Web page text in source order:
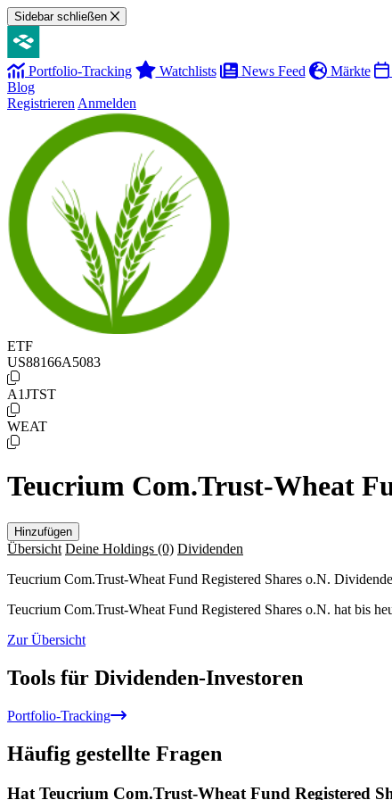
Sidebar schließen
Portfolio-Tracking Watchlists News Feed Märkte
Blog
Registrieren Anmelden
ETF
US88166A5083
A1JTST
WEAT
Teucrium Com.Trust-Wheat
Hinzufügen
Übersicht Deine Holdings (0) Dividenden
Teucrium Com.Trust-Wheat Fund Registered Shares o.N.
Teucrium Com.Trust-Wheat Fund Registered Shares o.N. hat bis
Zur Übersicht
Tools für Dividenden-Investoren
Portfolio-Tracking
Häufig gestellte Fragen
Hat Teucrium Com.Trust-Wheat Fund Registered